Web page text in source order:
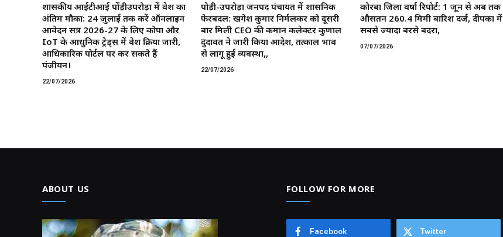
शासकीय आईटीआई पोंड़ीउपरोड़ा में प्रवेश का
अंतिम मौका: 24 जुलाई तक करें ऑनलाइन
आवेदन सत्र 2026-27 के लिए कोपा और
IoT के आधुनिक ट्रेड्स में प्रवेश प्रक्रिया जारी,
आधिकारिक पोर्टल पर कर सकते हैं
पंजीयन।
22/07/2026
पोड़ी-उपरोड़ा जनपद पंचायत में प्रशासनिक
फेरबदल: खगेश कुमार निर्मलकर को दूसरी
बार मिली CEO की कमान ​कलेक्टर कुणाल
दुदावत ने जारी किया आदेश, तत्काल प्रभाव
से लागू हुई व्यवस्था,,
22/07/2026
कोरबा जिला वर्षा रिपोर्ट: 1 जून से अब तक
औसतन 260.4 मिमी बारिश दर्ज, दीपका में
सबसे ज्यादा बरसे बदरा,
07/07/2026
ABOUT US FOLLOW FOR MORE
Facebook Twitter